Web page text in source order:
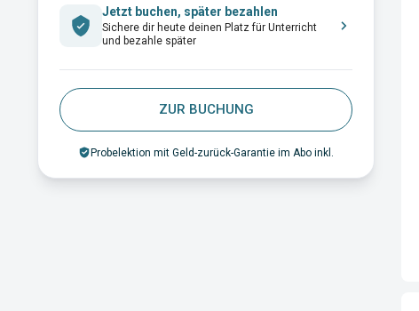
Jetzt buchen, später bezahlen
Sichere dir heute deinen Platz für Unterricht
und bezahle später
ZUR BUCHUNG
Probelektion mit Geld-zurück-Garantie im Abo inkl.